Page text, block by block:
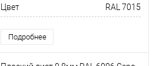
Цвет RAL 7015
Подробнее